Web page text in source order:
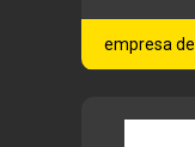
empresa